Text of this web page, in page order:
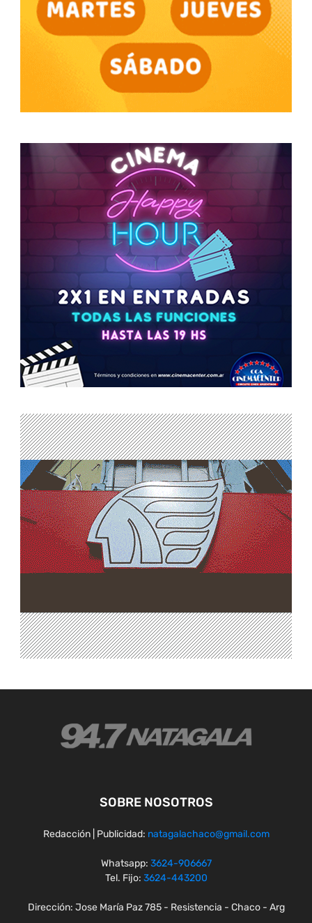
SOBRE NOSOTROS
Redacción | Publicidad: natagalachaco@gmail.com
Whatsapp: 3624-906667
Tel. Fijo: 3624-443200
Dirección: Jose María Paz 785 - Resistencia - Chaco - Arg